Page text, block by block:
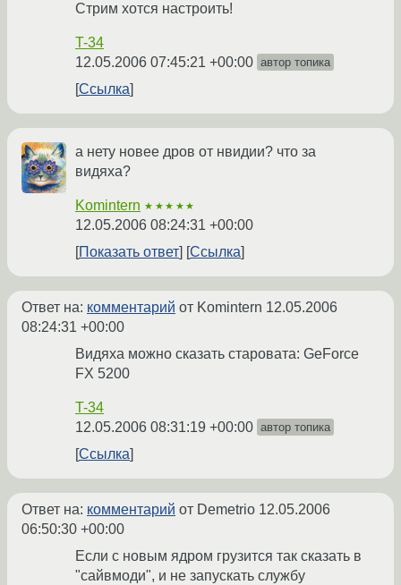
Стрим хотся настроить!
T-34
12.05.2006 07:45:21 +00:00 автор топика
Ссылка
а нету новее дров от нвидии? что за
видяха?
Komintern ★★★★★
12.05.2006 08:24:31 +00:00
Показать ответ
Ссылка
Ответ на: комментарий от Komintern 12.05.2006
08:24:31 +00:00
Видяха можно сказать старовата: GeForce
FX 5200
T-34
12.05.2006 08:31:19 +00:00 автор топика
Ссылка
Ответ на: комментарий от Demetrio 12.05.2006
06:50:30 +00:00
Если с новым ядром грузится так сказать в
"сайвмоди", и не запускать службу